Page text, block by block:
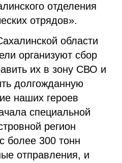
отделения
отрядов».
области
организуют сбор
их в зону СВО и
долгожданную
наших героев
специальной
регион
более 300 тонн
отправления, и